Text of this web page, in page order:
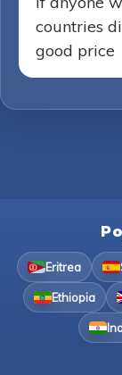
countries
good price
Eritrea
Ethiopia